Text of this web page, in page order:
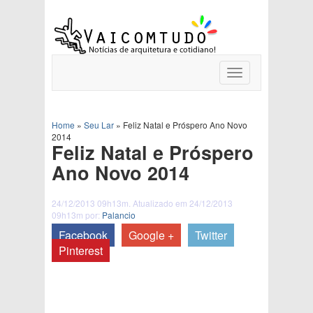
Toggle
navigation
Home » Seu Lar » Feliz Natal e Próspero Ano Novo
2014
Feliz Natal e Próspero
Ano Novo 2014
24/12/2013 09h13m. Atualizado em 24/12/2013
09h13m por: Palancio
Facebook Google +
Twitter
Pinterest